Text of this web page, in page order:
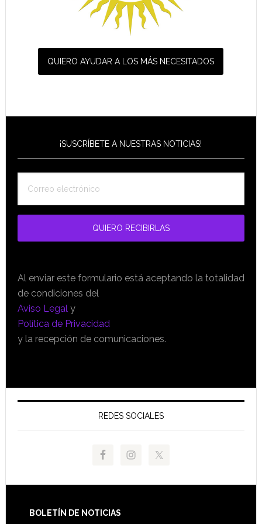
QUIERO AYUDAR A LOS MÁS NECESITADOS
¡SUSCRÍBETE A NUESTRAS NOTICIAS!
Al enviar este formulario está aceptando la totalidad
de condiciones del
Aviso Legaly
Política de Privacidad
y la recepción de comunicaciones.
REDES SOCIALES
Footer
BOLETÍN DE NOTICIAS